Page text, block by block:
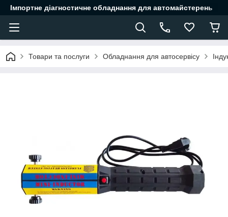
Імпортне діагностичне обладнання для автомайстерень
Товари та послуги Обладнання для автосервісу